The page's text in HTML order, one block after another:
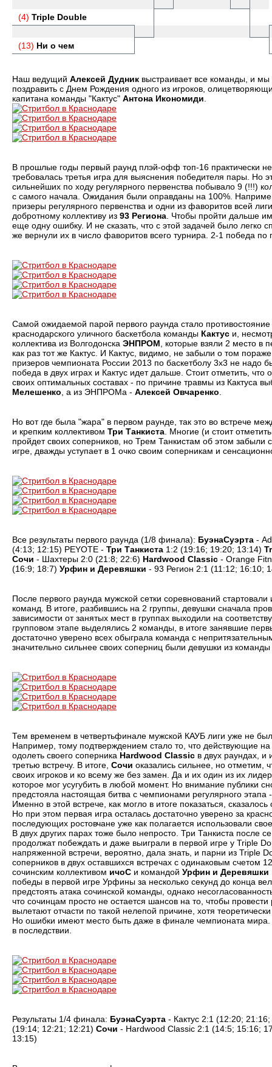
(4) Triple Double
(13) Ни о чем
Наш ведущий Алексей Дудник выстраивает все команды, и
поздравить с Днем Рождения одного из игроков,
капитана команды "Кактус" Антона Икономиди
В прошлые годы первый раунд плэй-офф топ-16 практически не
требовалась третья игра для выяснения победителя пары. Но
сильнейших по ходу регулярного первенства побывало 9 (!!!)
с самого начала. Ожидания были оправданы на 100%.
призеры регулярного первенства и одни из фаворитов всей
добротному коллективу из 93 Региона . Чтобы пройти дальше
еще одну ошибку. И не сказать, что с этой задачей было легко
же вернули их в число фаворитов всего турнира. 2-1 победа
Самой ожидаемой парой первого раунда стало
краснодарского уличного баскетбола команды Кактус и,
коллектива из Волгодонска ЭНПРОМ , которые взяли 2 место в
как раз тот же Кактус. И Кактус, видимо, не забыли о том
призеров чемпионата России 2013 по баскетболу 3х3 не надо
победа в двух играх и Кактус идет дальше. Стоит отметить,
своих оптимальных составах - по причине травмы из Кактуса
Мелешенко , а из ЭНПРОМа - Алексей Овчаренко
Но вот где была "жара" в первом раунде, так это во встрече
и крепким коллективом Три Танкиста . Многие (и стоит
пройдет своих соперников, но Трем Танкистам об этом забыли
игре, дважды уступает в 1 очко своим соперникам и
Все результаты первого раунда (1/8 финала): БуэнаСуэрта -
(4:13; 12:15) PEYOTE - Три Танкиста 1:2 (19:16; 19:20; 13:14)
Сочи - Шахтеры 2:0 (21:8; 22:6) Hardwood Classic - Orange
(16:9; 18:7) Урфин и Деревяшки - 93 Регион 2:1 (11:12; 16:10;
После первого раунда мужской сетки соревнований
команд. В итоге, разбившись на 2 группы, девушки сначала
зависимости от занятых мест в группах выходили на
групповом этапе выделялись 2 команды, в итоге занявшие
достаточно уверено всех обыграла команда с
значительно сильнее своих соперниц были девушки из команды
Тем временем в четвертьфинале мужской КАУБ лиги уже не
Например, тому подтверждением стало то, что действующие
одолеть своего соперника Hardwood Classic в двух раундах,
третью встречу. В итоге, Сочи оказались сильнее, но отметим,
своих игроков и ко всему же без замен. Да и их один из их
которое мог усугубить в любой момент. Но внимание публики
предстояла настоящая битва с чемпионами регулярного
Именно в этой встрече, как могло в итоге показаться,
Но при этом первая игра осталась достаточно уверено за
последующих ростовчане уже как полагается использовали
В двух других парах тоже было непросто. Три Танкиста после
продолжат побеждать и даже выиграли в первой игре у Triple
напряженной встречи, вероятно, дала знать, и парни из Triple
соперников в двух оставшихся встречах с одинаковым счетом
сочинским коллективом ичоС и командой Урфин и Деревяшки
победы в первой игре Урфины за несколько секунд до конца
предстоять атака сочинской команды, однако
что сочинцам просто не остается шансов на то, чтобы
вылетают отчасти по такой нелепой причине, хотя
Но ошибки имеют место быть даже в финале чемпионата мира.
в последствии.
Результаты 1/4 финала: БуэнаСуэрта - Кактус 2:1 (12:20;
(19:14; 12:21; 12:21) Сочи - Hardwood Classic 2:1 (14:5; 15:16;
13:15)